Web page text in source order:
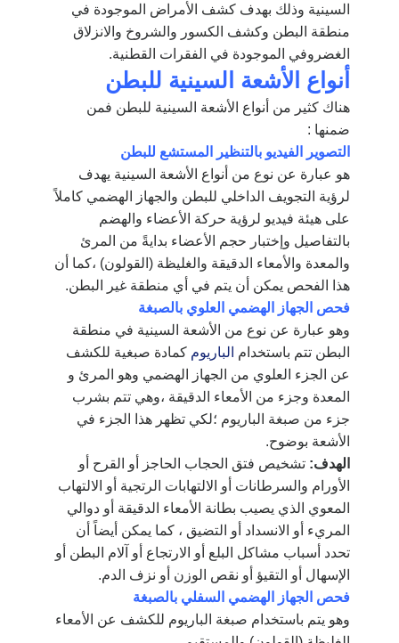
السينية وذلك بهدف كشف الأمراض الموجودة في
منطقة البطن وكشف الكسور والشروخ والانزلاق
الغضروفي الموجودة في الفقرات القطنية.
أنواع الأشعة السينية للبطن
هناك كثير من أنواع الأشعة السينية للبطن فمن
ضمنها :
التصوير الفيديو بالتنظير المستشع للبطن
هو عبارة عن نوع من أنواع الأشعة السينية يهدف
لرؤية التجويف الداخلي للبطن والجهاز الهضمي كاملاً
على هيئة فيديو لرؤية حركة الأعضاء والهضم
بالتفاصيل وإختبار حجم الأعضاء بدايةً من المرئ
والمعدة والأمعاء الدقيقة والغليظة (القولون) ،كما أن
هذا الفحص يمكن أن يتم في أي منطقة غير البطن.
فحص الجهاز الهضمي العلوي بالصبغة
وهو عبارة عن نوع من الأشعة السينية في منطقة
البطن تتم باستخدام الباريوم كمادة صبغية للكشف
عن الجزء العلوي من الجهاز الهضمي وهو المرئ و
المعدة وجزء من الأمعاء الدقيقة ،وهي تتم بشرب
جزء من صبغة الباريوم ؛لكي تظهر هذا الجزء في
الأشعة بوضوح.
الهدف: تشخيص فتق الحجاب الحاجز أو القرح أو
الأورام والسرطانات أو الالتهابات الرتجية أو الالتهاب
المعوي الذي يصيب بطانة الأمعاء الدقيقة أو دوالي
المريء أو الانسداد أو التضيق ، كما يمكن أيضاً أن
تحدد أسباب مشاكل البلع أو الارتجاع أو آلام البطن أو
الإسهال أو التقيؤ أو نقص الوزن أو نزف الدم.
فحص الجهاز الهضمي السفلي بالصبغة
وهو يتم باستخدام صبغة الباريوم للكشف عن الأمعاء